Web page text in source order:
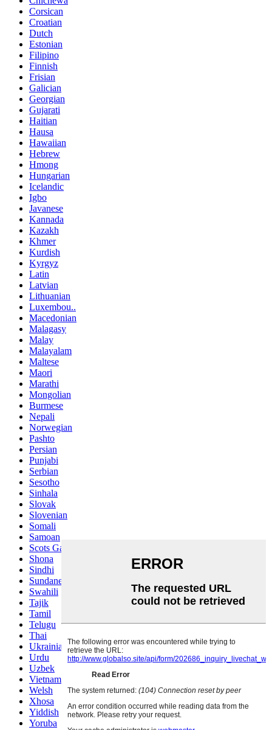
Corsican
Croatian
Dutch
Estonian
Filipino
Finnish
Frisian
Galician
Georgian
Gujarati
Haitian
Hausa
Hawaiian
Hebrew
Hmong
Hungarian
Icelandic
Igbo
Javanese
Kannada
Kazakh
Khmer
Kurdish
Kyrgyz
Latin
Latvian
Lithuanian
Luxembou..
Macedonian
Malagasy
Malay
Malayalam
Maltese
Maori
Marathi
Mongolian
Burmese
Nepali
Norwegian
Pashto
Persian
Punjabi
Serbian
Sesotho
Sinhala
Slovak
Slovenian
Somali
Samoan
Scots Gaelic
Shona
Sindhi
Sundanese
Swahili
Tajik
Tamil
Telugu
Thai
Ukrainian
Urdu
Uzbek
Vietnamese
Welsh
Xhosa
Yiddish
Yoruba